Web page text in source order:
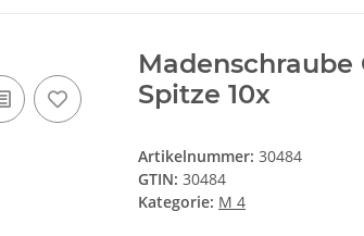
Madenschraube
Spitze 10x
Artikelnummer: 30484
GTIN: 30484
Kategorie: M 4